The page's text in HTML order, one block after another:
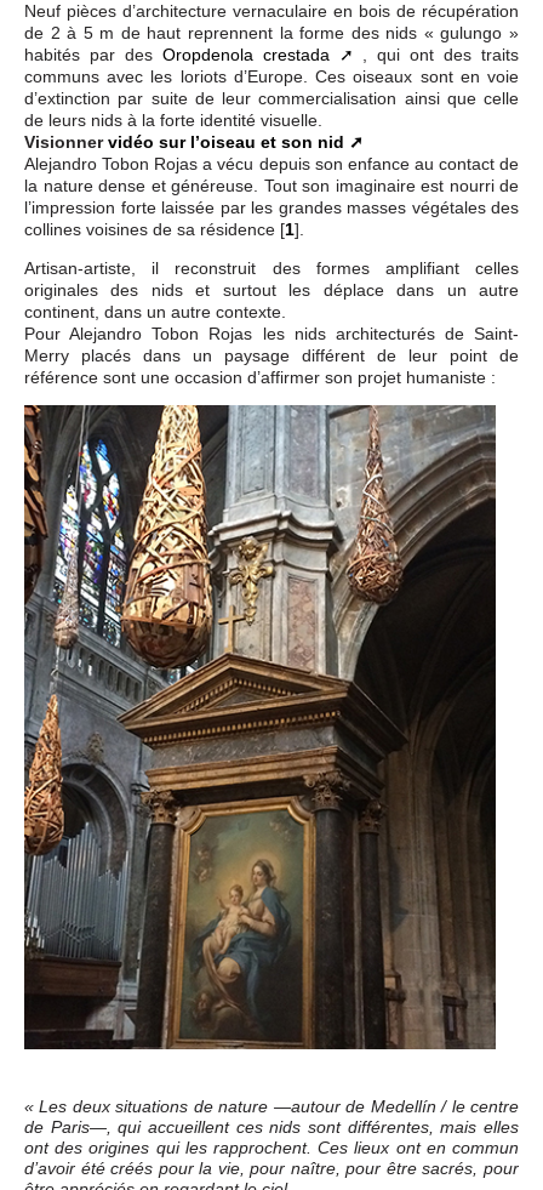
Neuf pièces d’architecture vernaculaire en bois de récupération
de 2 à 5 m de haut reprennent la forme des nids « gulungo »
habités par des Oropdenola crestada
, qui ont des traits
communs avec les loriots d’Europe. Ces oiseaux sont en voie
d’extinction par suite de leur commercialisation ainsi que celle
de leurs nids à la forte identité visuelle.
Visionnervidéo sur l’oiseau et son nid
Alejandro Tobon Rojas a vécu depuis son enfance au contact de
la nature dense et généreuse. Tout son imaginaire est nourri de
l’impression forte laissée par les grandes masses végétales des
collines voisines de sa résidence [1].
Artisan-artiste, il reconstruit des formes amplifiant celles
originales des nids et surtout les déplace dans un autre
continent, dans un autre contexte.
Pour Alejandro Tobon Rojas les nids architecturés de Saint-
Merry placés dans un paysage différent de leur point de
référence sont une occasion d’affirmer son projet humaniste :
« Les deux situations de nature —autour de Medellín / le centre
de Paris—, qui accueillent ces nids sont différentes, mais elles
ont des origines qui les rapprochent. Ces lieux ont en commun
d’avoir été créés pour la vie, pour naître, pour être sacrés, pour